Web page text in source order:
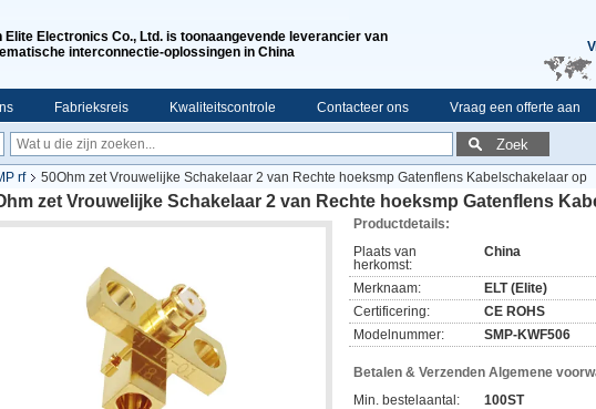
Elite Electronics Co., Ltd. is toonaangevende leverancier van
interconnectie-oplossingen in China
Fabrieksreis Kwaliteitscontrole Contacteer ons Vraag een offerte aan
Zoek
rf 50Ohm zet Vrouwelijke Schakelaar 2 van Rechte hoeksmp Gatenflens Kabelschakelaar op
zet Vrouwelijke Schakelaar 2 van Rechte hoeksmp Gatenflens
Productdetails:
Plaats van
herkomst:
China
Merknaam:
ELT (Elite)
Certificering:
CE ROHS
Modelnummer:
SMP-KWF506
Betalen & Verzenden Algemene
Min. bestelaantal:
100ST